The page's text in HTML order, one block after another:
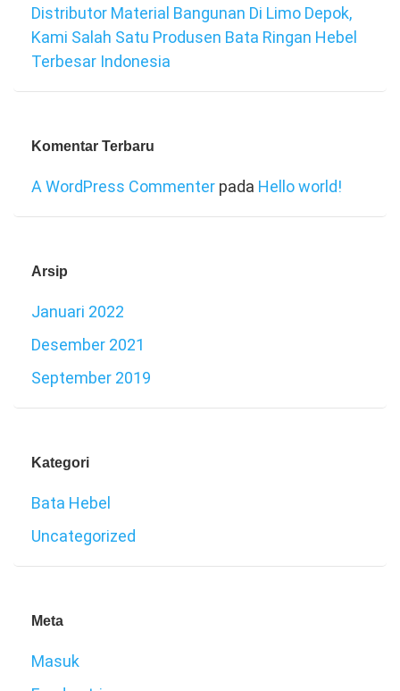
Distributor Material Bangunan Di Limo Depok,
Kami Salah Satu Produsen Bata Ringan Hebel
Terbesar Indonesia
Komentar Terbaru
A WordPress Commenter pada Hello world!
Arsip
Januari 2022
Desember 2021
September 2019
Kategori
Bata Hebel
Uncategorized
Meta
Masuk